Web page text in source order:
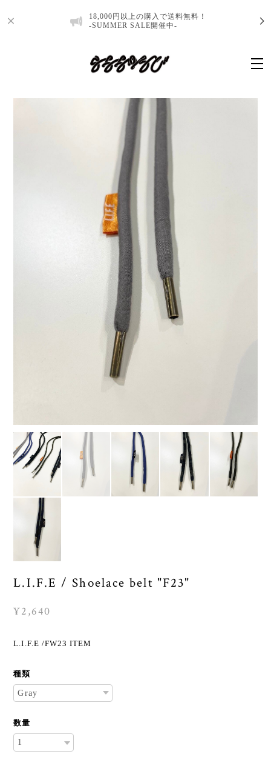
18,000円以上の購入で送料無料！
-SUMMER SALE開催中-
L.I.F.E / Shoelace belt "F23"
¥2,640
L.I.F.E /FW23 ITEM
種類
数量